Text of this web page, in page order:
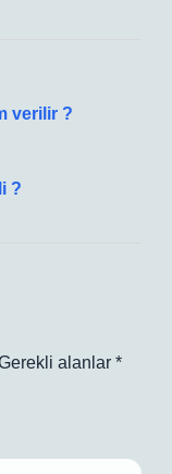
verilir ?
?
alanlar *